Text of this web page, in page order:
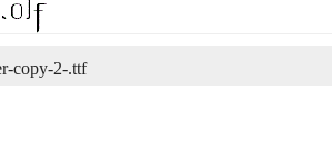
copy-2-.ttf